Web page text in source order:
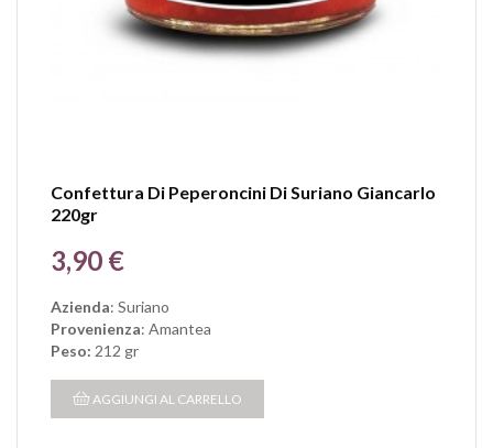
Confettura Di Peperoncini Di Suriano Giancarlo
220gr
Prezzo
3,90 €
Azienda: Suriano
Provenienza: Amantea
Peso: 212 gr
AGGIUNGI AL CARRELLO